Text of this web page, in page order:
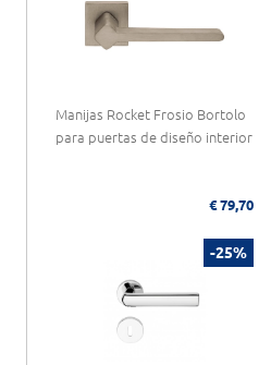
Manijas Rocket Frosio Bortolo
para puertas de diseño interior
€ 79,70
-25%